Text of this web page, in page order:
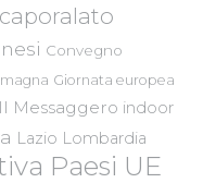
caporalato
Convegno
Giornata europea
Il Messaggero indoor
Lazio Lombardia
Paesi UE